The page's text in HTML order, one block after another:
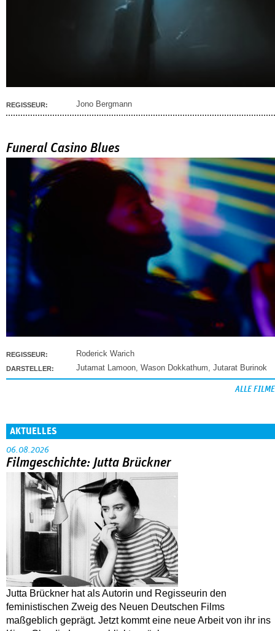
REGISSEUR: Jono Bergmann
Funeral Casino Blues
REGISSEUR: Roderick Warich
DARSTELLER: Jutamat Lamoon Wason Dokkathum Jutarat Burinok
ALLE FILME
AKTUELLES
06.08.2026
Filmgeschichte: Jutta Brückner
Jutta Brückner hat als Autorin und Regisseurin den
feministischen Zweig des Neuen Deutschen Films
maßgeblich geprägt. Jetzt kommt eine neue Arbeit von ihr ins